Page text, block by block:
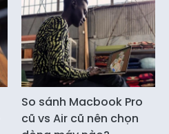
So sánh Macbook Pro
cũ vs Air cũ nên chọn